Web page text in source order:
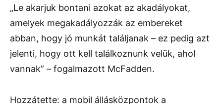
„Le akarjuk bontani azokat az akadályokat,
amelyek megakadályozzák az embereket
abban, hogy jó munkát találjanak – ez pedig azt
jelenti, hogy ott kell találkoznunk velük, ahol
vannak” – fogalmazott McFadden.
Hozzátette: a mobil állásközpontok a